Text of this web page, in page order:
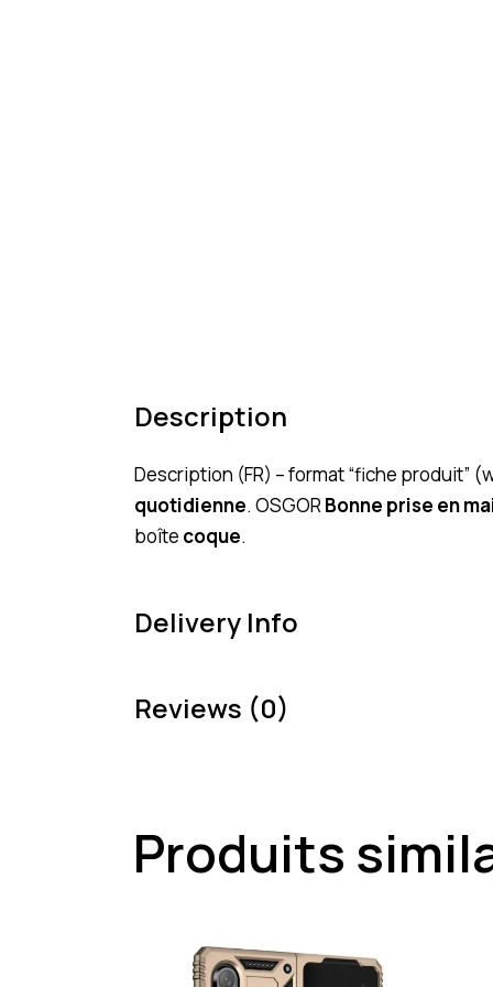
Description
Description (FR) – format “fiche produit”
quotidienne. OSGORBonne prise en
boîte coque.
Delivery Info
Reviews (0)
Produits